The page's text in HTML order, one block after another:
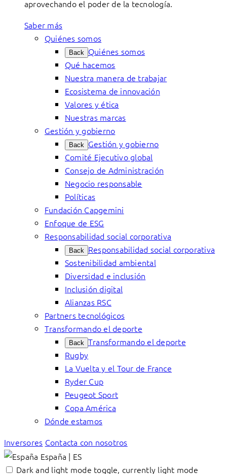
aprovechando el poder de la tecnología.
Saber más
Quiénes somos
Back Quiénes somos
Qué hacemos
Nuestra manera de trabajar
Ecosistema de innovación
Valores y ética
Nuestras marcas
Gestión y gobierno
Back Gestión y gobierno
Comité Ejecutivo global
Consejo de Administración
Negocio responsable
Políticas
Fundación Capgemini
Enfoque de ESG
Responsabilidad social corporativa
Back Responsabilidad social corporativa
Sostenibilidad ambiental
Diversidad e inclusión
Inclusión digital
Alianzas RSC
Partners tecnológicos
Transformando el deporte
Back Transformando el deporte
Rugby
La Vuelta y el Tour de France
Ryder Cup
Peugeot Sport
Copa América
Dónde estamos
Inversores Contacta con nosotros
España | ES
Dark and light mode toggle, currently light mode